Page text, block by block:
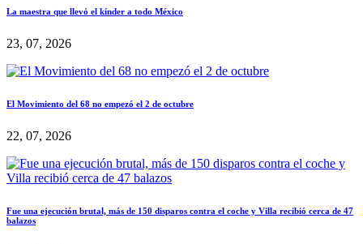
La maestra que llevó el kínder a todo México
23, 07, 2026
El Movimiento del 68 no empezó el 2 de octubre
22, 07, 2026
Fue una ejecución brutal, más de 150 disparos contra el coche y Villa recibió cerca de 47
balazos